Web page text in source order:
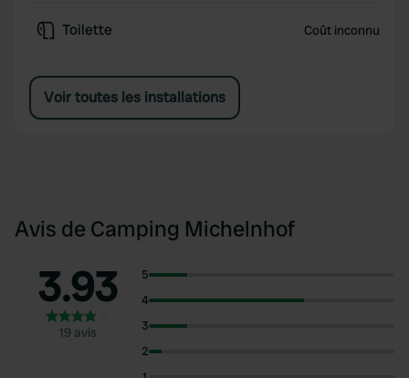
Toilette Coût inconnu
Voir toutes les installations
Avis de Camping Michelnhof
3.93
19 avis
5
4
3
2